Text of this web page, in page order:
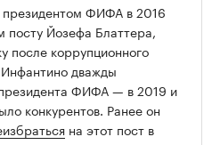
ФИФА в 2016
посту Йозефа Блаттера,
после коррупционного
дважды
ФИФА — в 2019 и
конкурентов. Ранее он
на этот пост в